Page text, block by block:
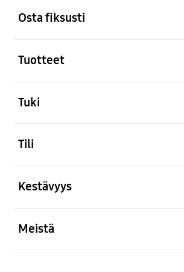
Osta fiksusti
Tuotteet
Tuki
Tili
Kestävyys
Meistä